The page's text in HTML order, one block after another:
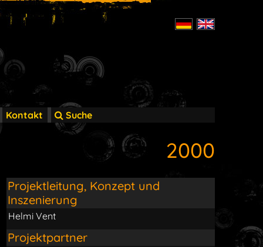
Kontakt Suche
2000
Projektleitung, Konzept und
Inszenierung
Helmi Vent
Projektpartner